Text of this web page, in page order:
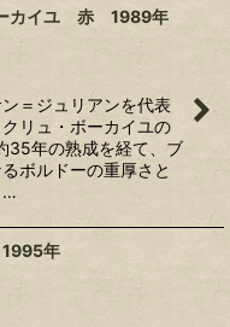
ーカイユ 赤 1989年
＝ジュリアンを代表
リュ・ボーカイユの
35年の熟成を経て、ブ
ボルドーの重厚さと
…
年